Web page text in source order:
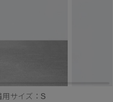
用サイズ：S